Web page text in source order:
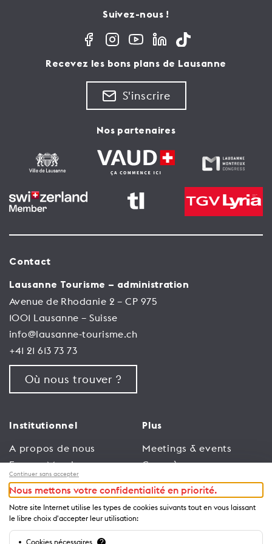
Suivez-nous !
Recevez les bons plans de Lausanne
S'inscrire
Nos partenaires
Contact
Lausanne Tourisme – administration
Avenue de Rhodanie 2 – CP 975
1001 Lausanne – Suisse
info@lausanne-tourisme.ch
+41 21 613 73 73
Où nous trouver ?
Institutionnel
A propos de nous
Espace Membres
Emploi
Conditions générales
d’utilisation
Politique de
Plus
Meetings & events
Congrès
Trade
Espace Médias
Annonceurs
Brochures et guides
Continuer sans accepter
Nous mettons votre confidentialité en priorité.
Notre site Internet utilise les types de cookies suivants tout en vous laissant
le libre choix d'accepter leur utilisation:
Cookies nécessaires ?